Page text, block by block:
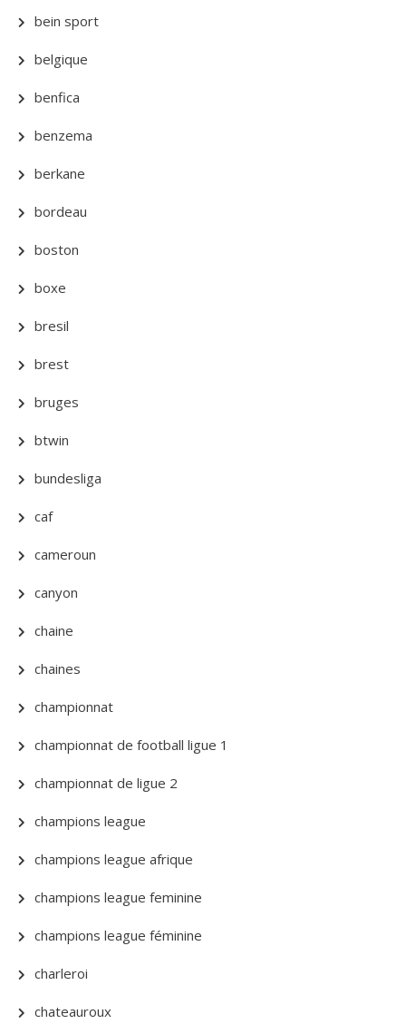
bein sport
belgique
benfica
benzema
berkane
bordeau
boston
boxe
bresil
brest
bruges
btwin
bundesliga
caf
cameroun
canyon
chaine
chaines
championnat
championnat de football ligue 1
championnat de ligue 2
champions league
champions league afrique
champions league feminine
champions league féminine
charleroi
chateauroux